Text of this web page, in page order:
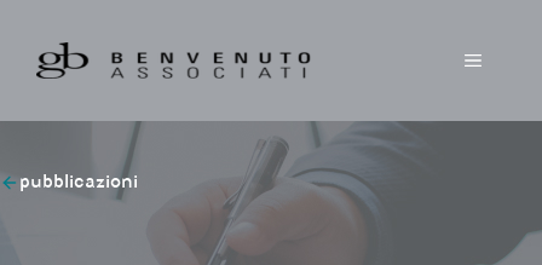
contenuto
MENU
pubblicazioni